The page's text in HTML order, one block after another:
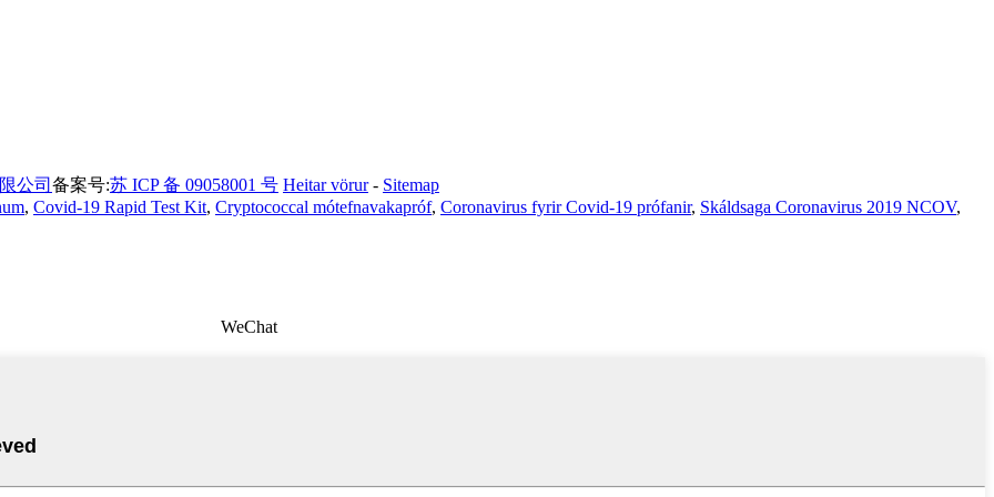
公司 备案号:苏 ICP 备 09058001 号 Heitar vörur- Sitemap
, Covid-19 Rapid Test Kit, Cryptococcal mótefnavakapróf, Coronavirus fyrir Covid-19 prófanir, Skáldsaga Coronavirus 2019 NCOV,
WeChat